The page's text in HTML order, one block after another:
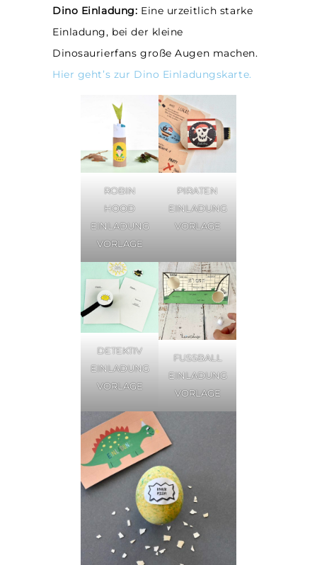
Dino Einladung: Eine urzeitlich starke
Einladung, bei der kleine
Dinosaurierfans große Augen machen.
Hier geht’s zur Dino Einladungskarte.
ROBIN
HOOD
EINLADUNG
VORLAGE
PIRATEN
EINLADUNG
VORLAGE
DETEKTIV
EINLADUNG
VORLAGE
FUSSBALL
EINLADUNG
VORLAGE